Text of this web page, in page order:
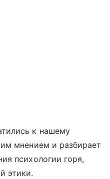
к нашему
мнением и разбирает
психологии горя,
этики.